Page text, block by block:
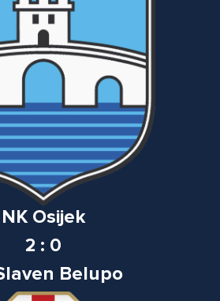
NK Osijek
2 : 0
Belupo